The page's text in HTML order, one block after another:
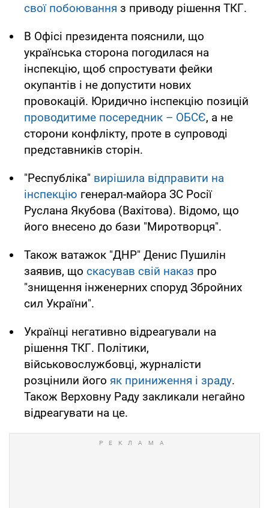
свої побоювання з приводу рішення ТКГ.
В Офісі президента пояснили, що
українська сторона погодилася на
інспекцію, щоб спростувати фейки
окупантів і не допустити нових
провокацій. Юридично інспекцію позицій
проводитиме посередник – ОБСЄ, а не
сторони конфлікту, проте в супроводі
представників сторін.
"Республіка" вирішила відправити на
інспекцію генерал-майора ЗС Росії
Руслана Якубова (Вахітова). Відомо, що
його внесено до бази "Миротворця".
Також ватажок "ДНР" Денис Пушилін
заявив, що скасував свій наказ про
"знищення інженерних споруд Збройних
сил України".
Українці негативно відреагували на
рішення ТКГ. Політики,
військовослужбовці, журналісти
розцінили його як приниження і зраду.
Також Верховну Раду закликали негайно
відреагувати на це.